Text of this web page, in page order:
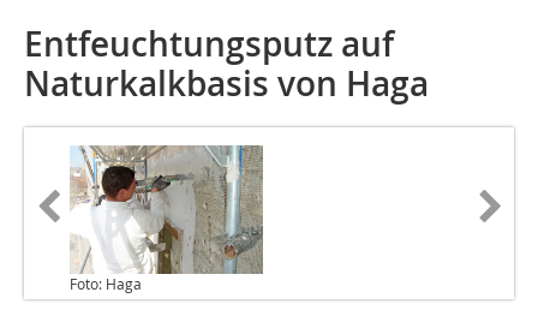
Entfeuchtungsputz auf
Naturkalkbasis von Haga
Foto: Haga